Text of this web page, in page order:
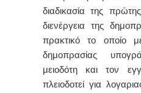
διαδικασία της
διενέργεια της
πρακτικό το οποίο
δημοπρασίας
μειοδότη και τον
πλειοδοτεί για